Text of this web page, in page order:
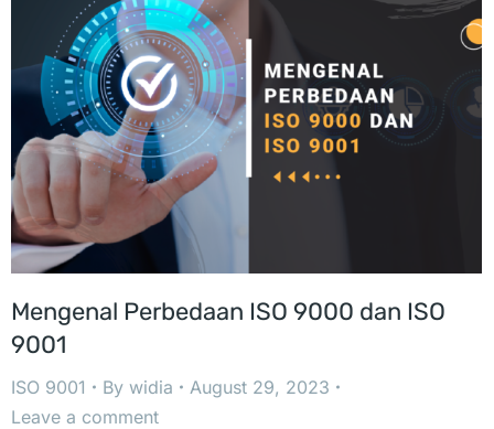
Mengenal Perbedaan ISO 9000 dan ISO
9001
ISO 9001 By widia
August 29, 2023
Leave a comment